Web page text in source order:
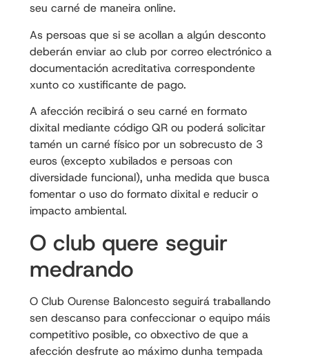
seu carné de maneira online.
As persoas que si se acollan a algún desconto
deberán enviar ao club por correo electrónico a
documentación acreditativa correspondente
xunto co xustificante de pago.
A afección recibirá o seu carné en formato
dixital mediante código QR ou poderá solicitar
tamén un carné físico por un sobrecusto de 3
euros (excepto xubilados e persoas con
diversidade funcional), unha medida que busca
fomentar o uso do formato dixital e reducir o
impacto ambiental.
O club quere seguir
medrando
O Club Ourense Baloncesto seguirá traballando
sen descanso para confeccionar o equipo máis
competitivo posible, co obxectivo de que a
afección desfrute ao máximo dunha tempada